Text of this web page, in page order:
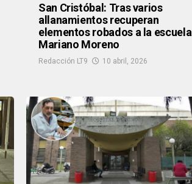
San Cristóbal: Tras varios
allanamientos recuperan
elementos robados a la escuela
Mariano Moreno
Redacción LT9 10 abril, 2026